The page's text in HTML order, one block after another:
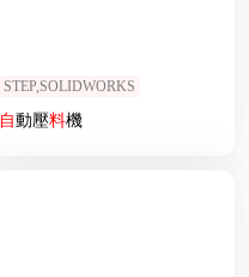
STEP,SOLIDWORKS
自動壓料機